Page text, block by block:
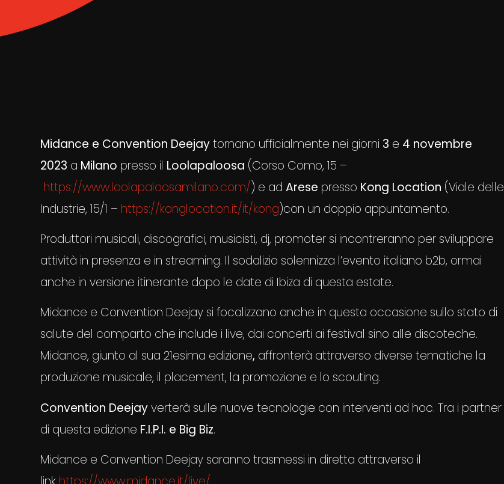
Midance e Convention Deejaytornano ufficialmente nei giorni 3 e 4 novembre
2023 a Milano presso il Loolapaloosa (Corso Como, 15 –
https://www.loolapaloosamilano.com/) e adArese presso Kong Location (Viale delle
Industrie, 15/1 – https://konglocation.it/it/kong)con un doppio appuntamento.
Produttori musicali, discografici, musicisti, dj, promoter si incontreranno per sviluppare
attività in presenza e in streaming. Il sodalizio solennizza l’evento italiano b2b, ormai
anche in versione itinerante dopo le date di Ibiza di questa estate.
Midance e Convention Deejay si focalizzano anche in questa occasione sullo stato di
salute del comparto che include i live, dai concerti ai festival sino alle discoteche.
Midance, giunto al sua 21esima edizione, affronterà attraverso diverse tematiche la
produzione musicale, il placement, la promozione e lo scouting.
Convention Deejayverterà sulle nuove tecnologie con interventi ad hoc. Tra i partner
di questa edizione F.I.P.I. e Big Biz.
Midance e Convention Deejay saranno trasmessi in diretta attraverso il